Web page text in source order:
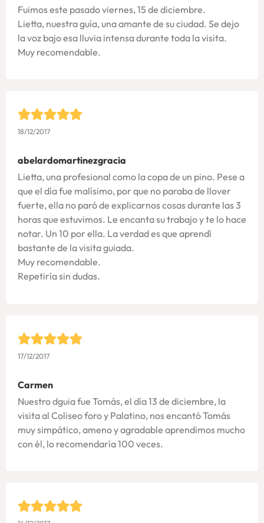
Fuimos este pasado viernes, 15 de diciembre.
Lietta, nuestra guía, una amante de su ciudad. Se dejo
la voz bajo esa lluvia intensa durante toda la visita.
Muy recomendable.
18/12/2017
abelardomartinezgracia
Lietta, una profesional como la copa de un pino. Pese a
que el día fue malísimo, por que no paraba de llover
fuerte, ella no paró de explicarnos cosas durante las 3
horas que estuvimos. Le encanta su trabajo y te lo hace
notar. Un 10 por ella. La verdad es que aprendí
bastante de la visita guiada.
Muy recomendable.
Repetiría sin dudas.
17/12/2017
Carmen
Nuestro dguia fue Tomás, el día 13 de diciembre, la
visita al Coliseo foro y Palatino, nos encantó Tomás
muy simpático, ameno y agradable aprendimos mucho
con él, lo recomendaría 100 veces.